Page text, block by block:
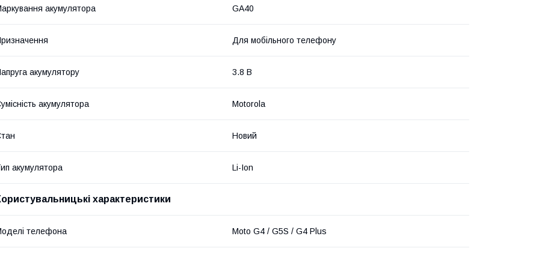
акумулятора GA40
Для мобільного телефону
акумулятору 3.8 В
акумулятора Motorola
Новий
акумулятора Li-Ion
характеристики
телефона Moto G4 / G5S / G4 Plus